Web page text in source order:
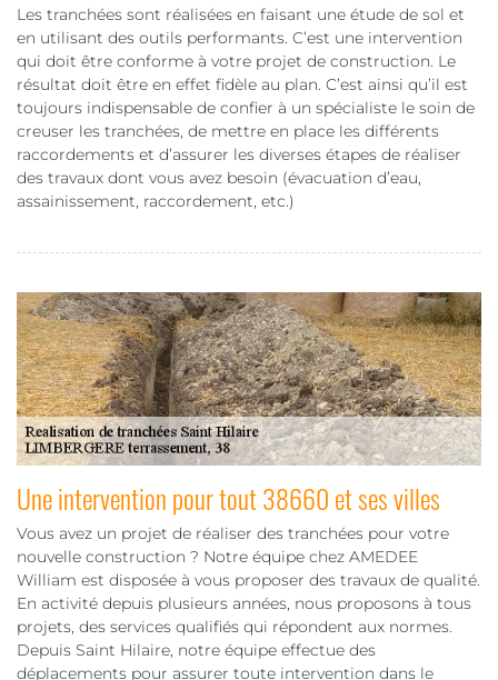
Les tranchées sont réalisées en faisant une étude de sol et
en utilisant des outils performants. C’est une intervention
qui doit être conforme à votre projet de construction. Le
résultat doit être en effet fidèle au plan. C’est ainsi qu’il est
toujours indispensable de confier à un spécialiste le soin de
creuser les tranchées, de mettre en place les différents
raccordements et d’assurer les diverses étapes de réaliser
des travaux dont vous avez besoin (évacuation d’eau,
assainissement, raccordement, etc.)
Une intervention pour tout 38660 et ses villes
Vous avez un projet de réaliser des tranchées pour votre
nouvelle construction ? Notre équipe chez AMEDEE
William est disposée à vous proposer des travaux de qualité.
En activité depuis plusieurs années, nous proposons à tous
projets, des services qualifiés qui répondent aux normes.
Depuis Saint Hilaire, notre équipe effectue des
déplacements pour assurer toute intervention dans le